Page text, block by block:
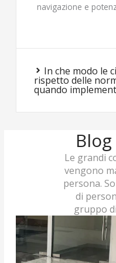
navigazione e
In che modo le
rispetto delle
quando
Le grandi
vengono
persona.
di
gruppo